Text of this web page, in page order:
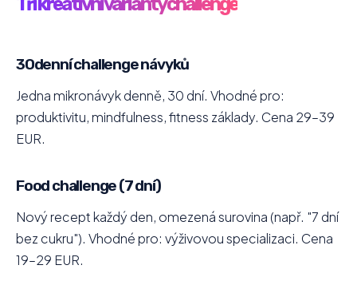
30denní challenge návyků
Jedna mikronávyk denně, 30 dní. Vhodné pro:
produktivitu, mindfulness, fitness základy. Cena 29–39
EUR.
Food challenge (7 dní)
Nový recept každý den, omezená surovina (např. "7 dní
bez cukru"). Vhodné pro: výživovou specializaci. Cena
19–29 EUR.